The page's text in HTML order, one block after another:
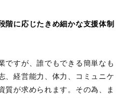
階に応じたきめ細かな支援体制
ですが、誰でもできる簡単なも
、経営能力、体力、コミュニケ
質が求められます。その為、ま